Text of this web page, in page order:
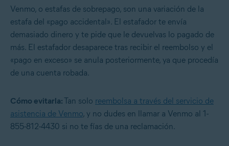
Venmo, o estafas de sobrepago, son una variación de la
estafa del «pago accidental». El estafador te envía
demasiado dinero y te pide que le devuelvas lo pagado de
más. El estafador desaparece tras recibir el reembolso y el
«pago en exceso» se anula posteriormente, ya que procedía
de una cuenta robada.
Cómo evitarla: Tan solo reembolsa a través del servicio de
asistencia de Venmo, y no dudes en llamar a Venmo al 1-
855-812-4430 si no te fías de una reclamación.